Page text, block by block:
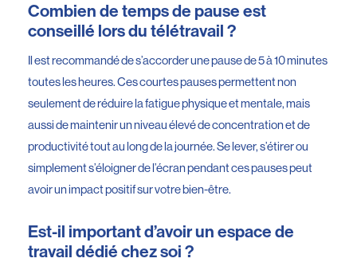
Combien de temps de pause est
conseillé lors du télétravail ?
Il est recommandé de s’accorder une pause de 5 à 10 minutes
toutes les heures. Ces courtes pauses permettent non
seulement de réduire la fatigue physique et mentale, mais
aussi de maintenir un niveau élevé de concentration et de
productivité tout au long de la journée. Se lever, s’étirer ou
simplement s’éloigner de l’écran pendant ces pauses peut
avoir un impact positif sur votre bien-être.
Est-il important d’avoir un espace de
travail dédié chez soi ?